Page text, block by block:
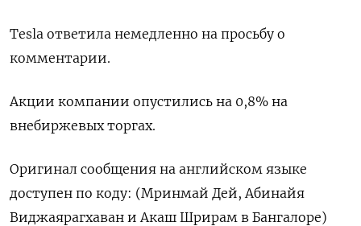
Tesla ответила немедленно на просьбу о
комментарии.
Акции компании опустились на 0,8% на
внебиржевых торгах.
Оригинал сообщения на английском языке
доступен по коду: (Мринмай Дей, Абинайя
Виджаярагхаван и Акаш Шрирам в Бангалоре)